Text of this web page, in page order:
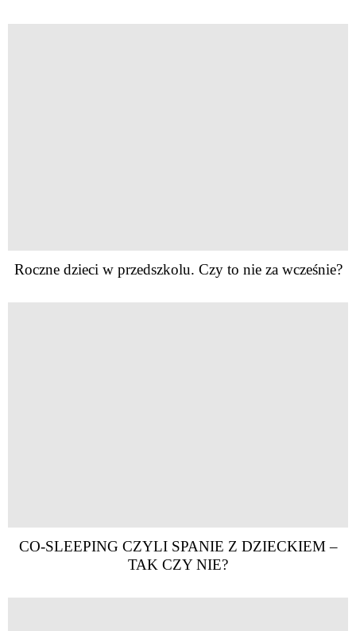
Roczne dzieci w przedszkolu. Czy to nie za wcześnie?
CO-SLEEPING CZYLI SPANIE Z DZIECKIEM –
TAK CZY NIE?